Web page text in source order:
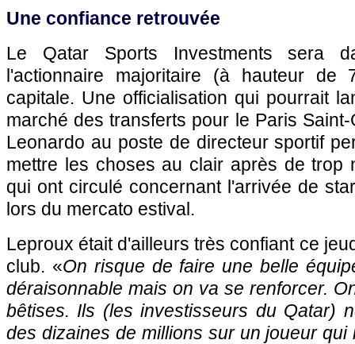
Une confiance retrouvée
Le Qatar Sports Investments sera
l'actionnaire majoritaire (à hauteur
capitale. Une officialisation qui pourrait
marché des transferts pour le Paris
Leonardo au poste de directeur sportif
mettre les choses au clair après de trop
qui ont circulé concernant l'arrivée de
lors du mercato estival.
Leproux était d'ailleurs très confiant ce
club. «On risque de faire une belle
déraisonnable mais on va se renforcer.
bêtises. Ils (les investisseurs du Qatar)
des dizaines de millions sur un joueur qui